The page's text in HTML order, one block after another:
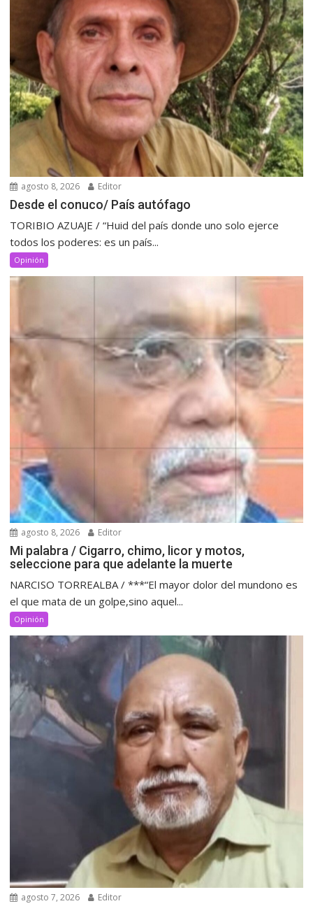
agosto 8, 2026 Editor
Desde el conuco/ País autófago
TORIBIO AZUAJE / “Huid del país donde uno solo ejerce
todos los poderes: es un país...
Opinión
agosto 8, 2026 Editor
Mi palabra / Cigarro, chimo, licor y motos,
seleccione para que adelante la muerte
NARCISO TORREALBA / ***“El mayor dolor del mundono es
el que mata de un golpe,sino aquel...
Opinión
agosto 7, 2026 Editor